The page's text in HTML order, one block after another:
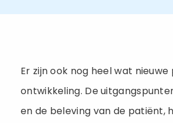
Er zijn ook nog heel wat
ontwikkeling. De
en de beleving van de patiënt,